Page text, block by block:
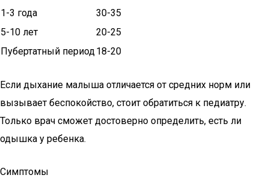
1-3 года
30-35
5-10 лет
20-25
Пубертатный период18-20
Если дыхание малыша отличается от средних норм или
вызывает беспокойство, стоит обратиться к педиатру.
Только врач сможет достоверно определить, есть ли
одышка у ребенка.
Симптомы